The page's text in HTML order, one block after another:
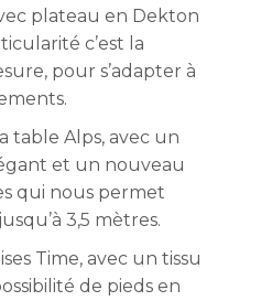
plateau en Dekton
c’est la
pour s’adapter à
table Alps, avec un
et un nouveau
qui nous permet
3,5 mètres.
Time, avec un tissu
de pieds en